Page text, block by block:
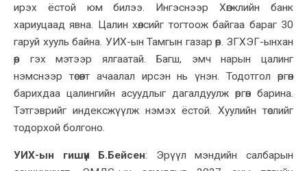
ирэх ёстой юм билээ. Ингэснээр Хөгжлийн банк
хариуцаад явна. Цалин хөлсийг тогтоож байгаа бараг 30
гаруй хууль байна. УИХ-ын Тамгын газар өөр. ЗГХЭГ-ынхан
өөр гэх мэтээр ялгаатай. Багш, эмч нарын цалинг
нэмснээр төсөвт ачаалал ирсэн нь үнэн. Тодотгол өргөн
барихдаа цалингийн асуудлыг дагалдуулж өргөн барина.
Тэтгэврийг индексжүүлж нэмэх ёстой. Хуулийн төслийг
тодорхой болгоно.
УИХ-ын гишүүн Б.Бейсен:
Эрүүл мэндийн салбарын